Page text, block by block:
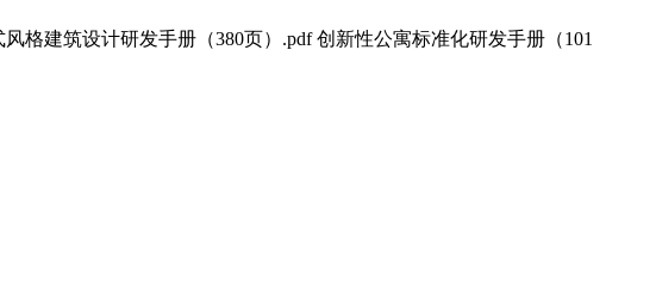
格建筑设计研发手册（380页）.pdf 创新性公寓标准化研发手册（101